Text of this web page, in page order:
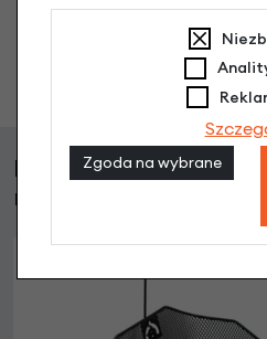
Zadaj
Klienci, którzy kupili
również
Zgoda na wybrane